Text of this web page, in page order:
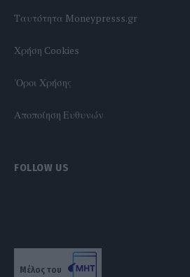
Tαυτότητα Moneypresss.gr
Χρήση Cookies
'Οροι Χρήσης
Αποποίηση Ευθυνών
FOLLOW US
Μέλος του